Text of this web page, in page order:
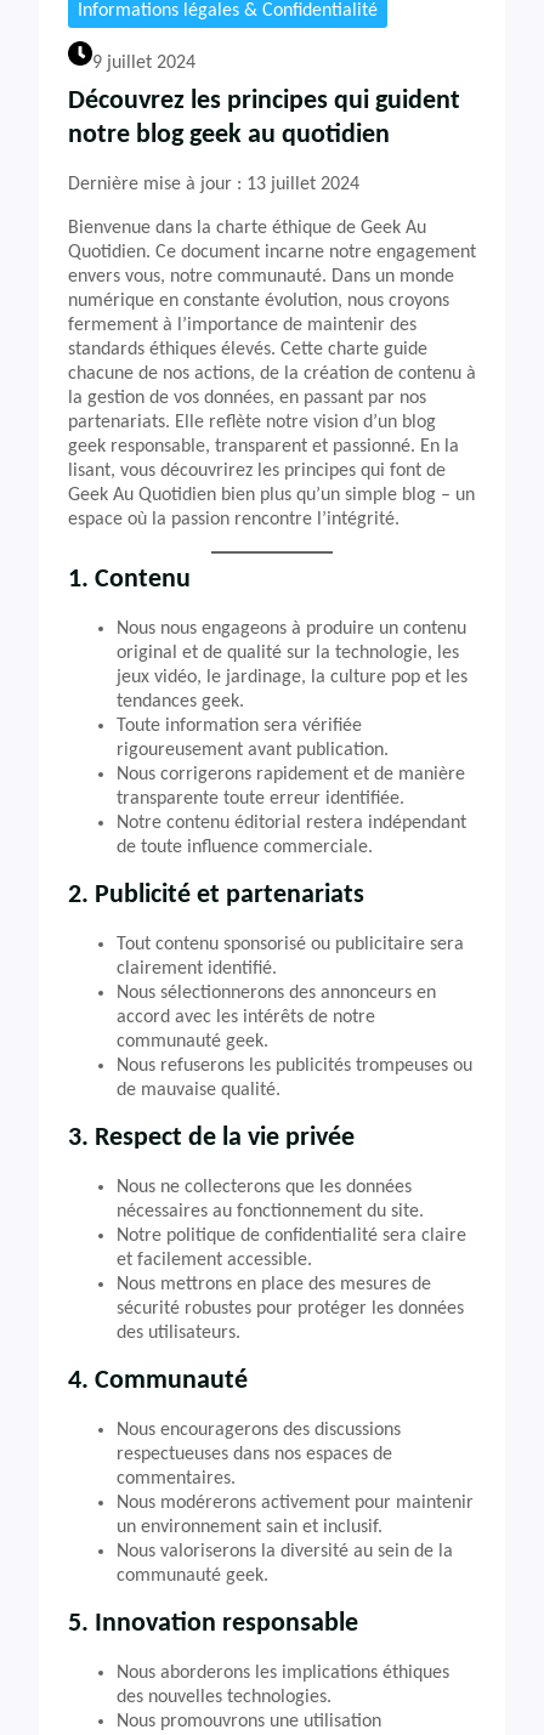
Informations légales & Confidentialité
9 juillet 2024
Découvrez les principes qui guident
notre blog geek au quotidien
Dernière mise à jour : 13 juillet 2024
Bienvenue dans la charte éthique de Geek Au
Quotidien. Ce document incarne notre engagement
envers vous, notre communauté. Dans un monde
numérique en constante évolution, nous croyons
fermement à l’importance de maintenir des
standards éthiques élevés. Cette charte guide
chacune de nos actions, de la création de contenu à
la gestion de vos données, en passant par nos
partenariats. Elle reflète notre vision d’un blog
geek responsable, transparent et passionné. En la
lisant, vous découvrirez les principes qui font de
Geek Au Quotidien bien plus qu’un simple blog – un
espace où la passion rencontre l’intégrité.
1. Contenu
Nous nous engageons à produire un contenu
original et de qualité sur la technologie, les
jeux vidéo, le jardinage, la culture pop et les
tendances geek.
Toute information sera vérifiée
rigoureusement avant publication.
Nous corrigerons rapidement et de manière
transparente toute erreur identifiée.
Notre contenu éditorial restera indépendant
de toute influence commerciale.
2. Publicité et partenariats
Tout contenu sponsorisé ou publicitaire sera
clairement identifié.
Nous sélectionnerons des annonceurs en
accord avec les intérêts de notre
communauté geek.
Nous refuserons les publicités trompeuses ou
de mauvaise qualité.
3. Respect de la vie privée
Nous ne collecterons que les données
nécessaires au fonctionnement du site.
Notre politique de confidentialité sera claire
et facilement accessible.
Nous mettrons en place des mesures de
sécurité robustes pour protéger les données
des utilisateurs.
4. Communauté
Nous encouragerons des discussions
respectueuses dans nos espaces de
commentaires.
Nous modérerons activement pour maintenir
un environnement sain et inclusif.
Nous valoriserons la diversité au sein de la
communauté geek.
5. Innovation responsable
Nous aborderons les implications éthiques
des nouvelles technologies.
Nous promouvrons une utilisation